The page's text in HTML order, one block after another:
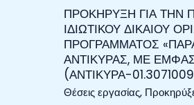
ΕΡΕΥΝΗΤΙΚΟΥ
ΠΡΟΓΡΑΜΜΑΤΟΣ
«OBSSEA4CLIM»
ΜΕ
Κ.Ε.
(
ΙΔΙΩΤΙΚΟΥ
ΔΙΚΑΙΟΥ
ΟΡΙΣΜΕΝΟΥ
ΧΡΟΝΟΥ,
ΓΙΑ
ΤΙΣ
ΠΡΟΚΗΡΥΞΗ ΓΙΑ ΤΗΝ
ΙΔΙΩΤΙΚΟΥ ΔΙΚΑΙΟΥ
ΠΡΟΓΡΑΜΜΑΤΟΣ
ΑΝΤΙΚΥΡΑΣ, ΜΕ
(ΑΝΤΙΚΥΡΑ-
Θέσεις εργασίας,
ΠΡΟΚΗΡΥΞΗ
ΓΙΑ
ΤΗΝ
ΠΡΟΣΛΗΨΗ
ΕΝΟΣ
(1)